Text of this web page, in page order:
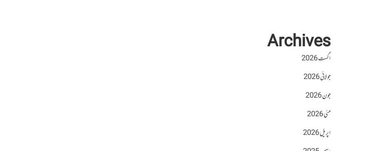
Archives
اگست 2026
جولائی 2026
جون 2026
مئی 2026
اپریل 2026